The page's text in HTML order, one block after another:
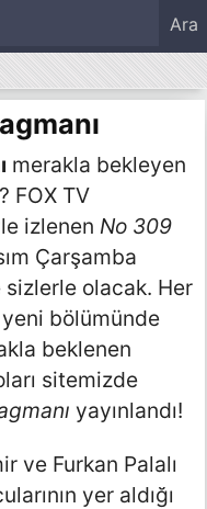
Ara
merakla bekleyen
FOX TV
izlenen No 309
Çarşamba
olacak. Her
bölümünde
beklenen
sitemizde
yayınlandı!
ve Furkan Palalı
yer aldığı